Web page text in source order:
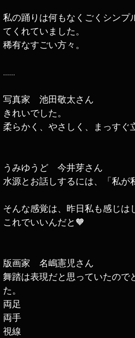
私の踊りは何もなくごくシン
てくれていました。
稀有なすごい方々。
......
写真家　池田敬太さん
きれいでした。
柔らかく、やさしく、まっすぐ
うみゆうど　今井芽さん
水源とお話しするには、「私が
そんな感覚は、昨日私も感じは
これでいいんだと🧡
版画家　名嶋憲児さん
舞踏は表現だと思っていたので
た。
両足
両手
視線